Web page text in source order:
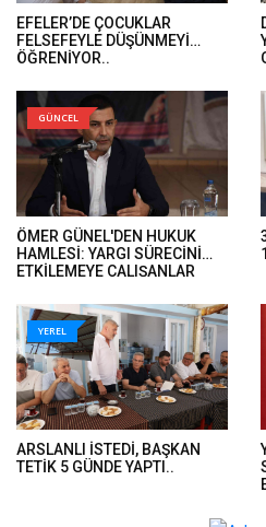
EFELER’DE ÇOCUKLAR
FELSEFEYLE DÜŞÜNMEYİ
ÖĞRENİYOR..
GÜNCEL
ÖMER GÜNEL'DEN HUKUK
HAMLESİ: YARGI SÜRECİNİ
ETKİLEMEYE ÇALIŞANLAR
VERECEK..
YEREL
ARSLANLI İSTEDİ, BAŞKAN
TETİK 5 GÜNDE YAPTI..